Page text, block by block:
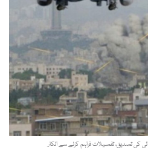
کی تصدیق، تفصیلات فراہم کرنے سے انکار